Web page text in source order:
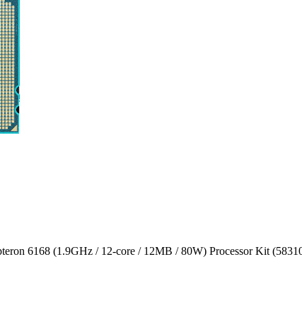
6168 (1.9GHz / 12-core / 12MB / 80W) Processor Kit